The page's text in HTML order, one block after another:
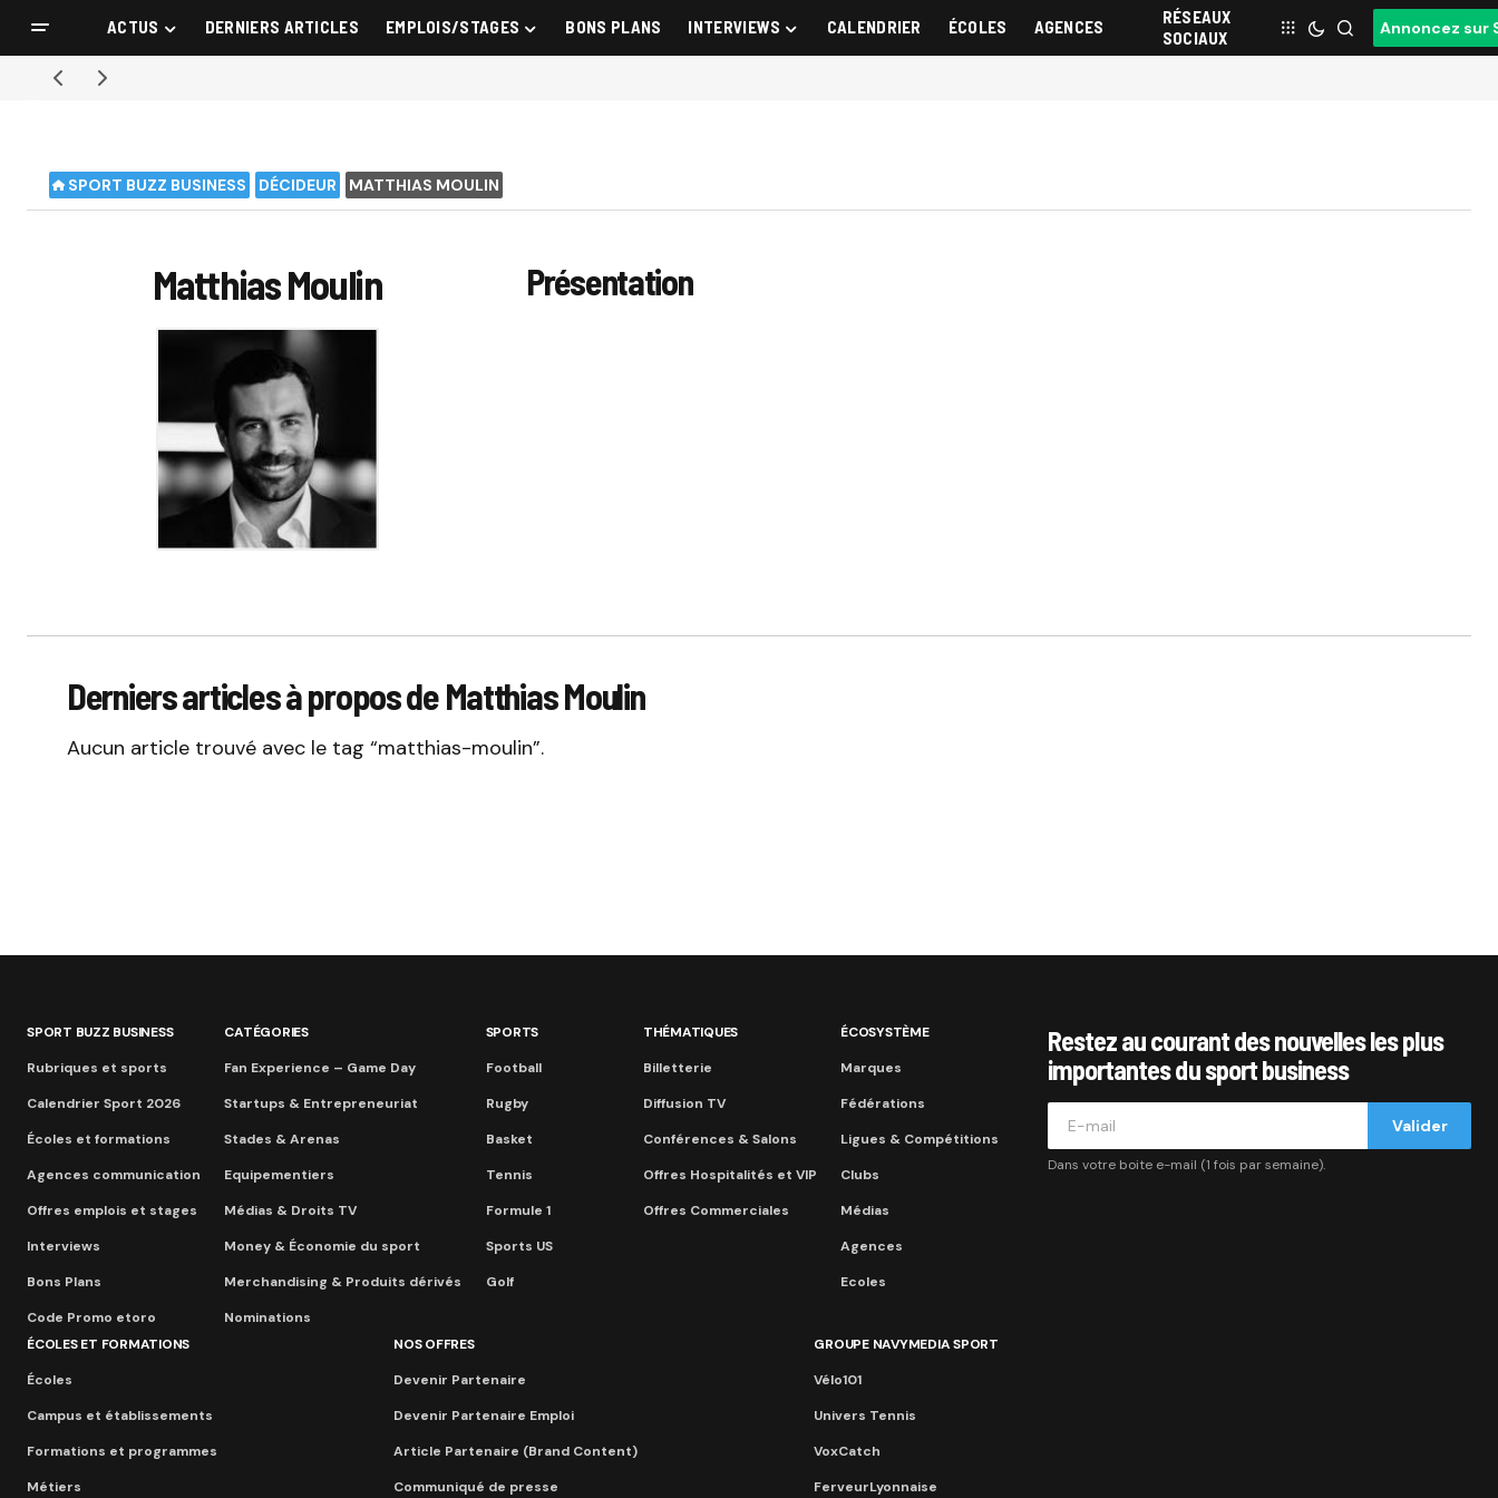
ACTUS DERNIERS ARTICLES EMPLOIS/STAGES BONS PLANS INTERVIEWS CALENDRIER ÉCOLES AGENCES
RÉSEAUX
SOCIAUX
Annoncez sur
SPORT BUZZ BUSINESS DÉCIDEUR MATTHIAS MOULIN
Matthias Moulin Présentation
Derniers articles à propos de Matthias Moulin
Aucun article trouvé avec le tag “matthias-moulin”.
SPORT BUZZ BUSINESS
Rubriques et sports
Calendrier Sport 2026
Écoles et formations
Agences communication
Offres emplois et stages
Interviews
Bons Plans
Code Promo etoro
CATÉGORIES
Fan Experience – Game Day
Startups & Entrepreneuriat
Stades & Arenas
Equipementiers
Médias & Droits TV
Money & Économie du sport
Merchandising & Produits dérivés
Nominations
SPORTS
Football
Rugby
Basket
Tennis
Formule 1
Sports US
Golf
THÉMATIQUES
Billetterie
Diffusion TV
Conférences & Salons
Offres Hospitalités et VIP
Offres Commerciales
ÉCOSYSTÈME
Marques
Fédérations
Ligues & Compétitions
Clubs
Médias
Agences
Ecoles
ÉCOLES ET FORMATIONS
Écoles
Campus et établissements
Formations et programmes
Métiers
NOS OFFRES
Devenir Partenaire
Devenir Partenaire Emploi
Article Partenaire (Brand Content)
Communiqué de presse
GROUPE NAVYMEDIA SPORT
Vélo101
Univers Tennis
VoxCatch
FerveurLyonnaise
Restez au courant des nouvelles les plus
importantes du sport business
Valider
Dans votre boite e-mail (1 fois par semaine).